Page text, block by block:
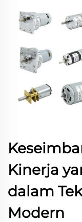
Kinerja
dalam
Modern